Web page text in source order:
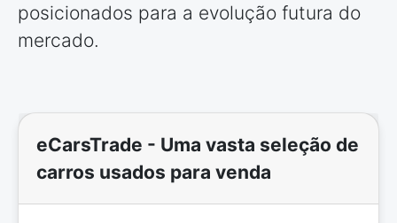
posicionados para a evolução futura do
mercado.
eCarsTrade - Uma vasta seleção de
carros usados para venda